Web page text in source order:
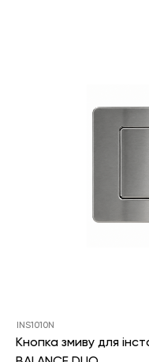
INS1010N
Кнопка змиву для